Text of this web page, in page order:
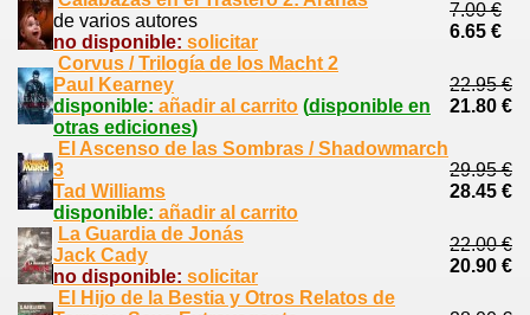
de varios autores
no disponible: solicitar
7.00 €
6.65 €
Corvus / Trilogía de los Macht 2
Paul Kearney
disponible: añadir al carrito (disponible en
otras ediciones)
22.95 €
21.80 €
El Ascenso de las Sombras / Shadowmarch
3
Tad Williams
disponible: añadir al carrito
29.95 €
28.45 €
La Guardia de Jonás
Jack Cady
no disponible: solicitar
22.00 €
20.90 €
El Hijo de la Bestia y Otros Relatos de